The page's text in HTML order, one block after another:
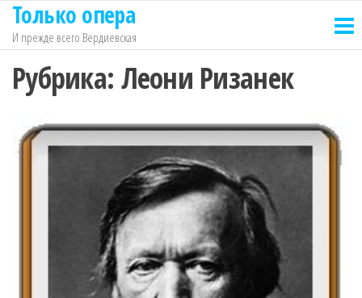
Перейти
содержимому
Только опера
И прежде всего Вердиевская
Рубрика: Леони Ризанек